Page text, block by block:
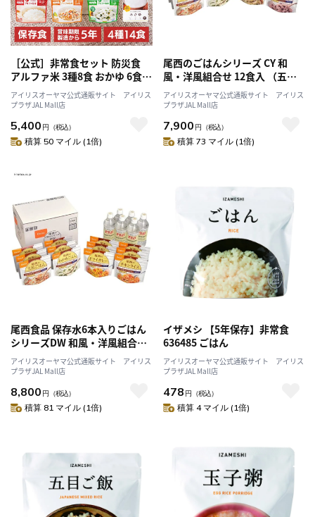
［公式］非常食セット 防災食
アルファ米 3種8食 おかゆ 6食
アイリスオーヤマ
アイリスオーヤマ公式通販サイト アイリス
プラザJAL Mall店
5,400 円 （税込）
積算 50 マイル (1倍)
尾西のごはんシリーズ CY 和
風・洋風組合せ 12食入 （五目
ごはん・わかめごはん・ドライ
カレー・チキンライス）
アイリスオーヤマ公式通販サイト アイリス
プラザJAL Mall店
7,900 円 （税込）
積算 73 マイル (1倍)
尾西食品 保存水6本入りごはん
シリーズDW 和風・洋風組合せ
12食入(五目ごはん・わかめご
はん・ドライカレー・チキンラ
アイリスオーヤマ公式通販サイト アイリス
プラザJAL Mall店
8,800 円 （税込）
積算 81 マイル (1倍)
イザメシ 【5年保存】非常食
636485 ごはん
アイリスオーヤマ公式通販サイト アイリス
プラザJAL Mall店
478 円 （税込）
積算 4 マイル (1倍)